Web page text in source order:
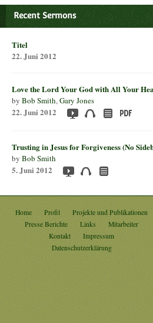
Recent Sermons
Titel
22. Juni 2012
Love the Lord Your God with All Your
by Bob Smith,Gary Jones
22. Juni 2012
Trusting in Jesus for Forgiveness (No
by Bob Smith
5. Juni 2012
Home Profil
Projekte und Publikationen
Presse Berichte
Links
Mitarbeiter
Kontakt
Impressum
Datenschutzerklärung